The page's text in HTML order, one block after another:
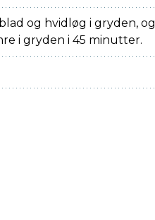
og hvidløg i gryden, og
i gryden i 45 minutter.